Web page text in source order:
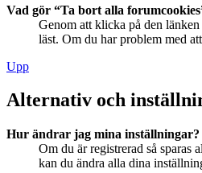
Vad gör “Ta bort alla
Genom att klicka på den
läst. Om du har problem med
Upp
Alternativ och
Hur ändrar jag mina inställningar?
Om du är registrerad så
kan du ändra alla dina